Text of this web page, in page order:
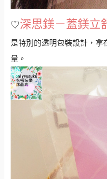
♡深思鎂－蓋鎂立
是特別的透明包裝設計，拿
量。